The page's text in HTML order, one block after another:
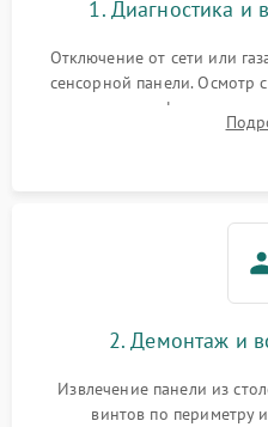
1. Диагностика и
Отключение от сети или
сенсорной панели. Осмотр
проверка конфорок на
клиента о симптомах (не
2. Демонтаж и
Извлечение панели из
винтов по периметру